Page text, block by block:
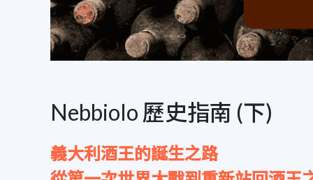
Nebbiolo 歷史指南 (下)
義大利酒王的誕生之路